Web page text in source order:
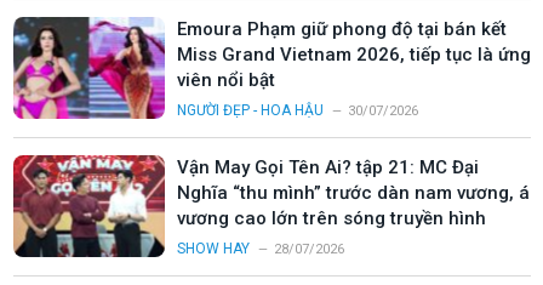
Emoura Phạm giữ phong độ tại bán kết
Miss Grand Vietnam 2026, tiếp tục là ứng
viên nổi bật
NGƯỜI ĐẸP - HOA HẬU 30/07/2026
Vận May Gọi Tên Ai? tập 21: MC Đại
Nghĩa “thu mình” trước dàn nam vương, á
vương cao lớn trên sóng truyền hình
SHOW HAY 28/07/2026